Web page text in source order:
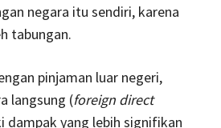
negara itu sendiri, karena
tabungan.
pinjaman luar negeri,
langsung (foreign direct
dampak yang lebih signifikan